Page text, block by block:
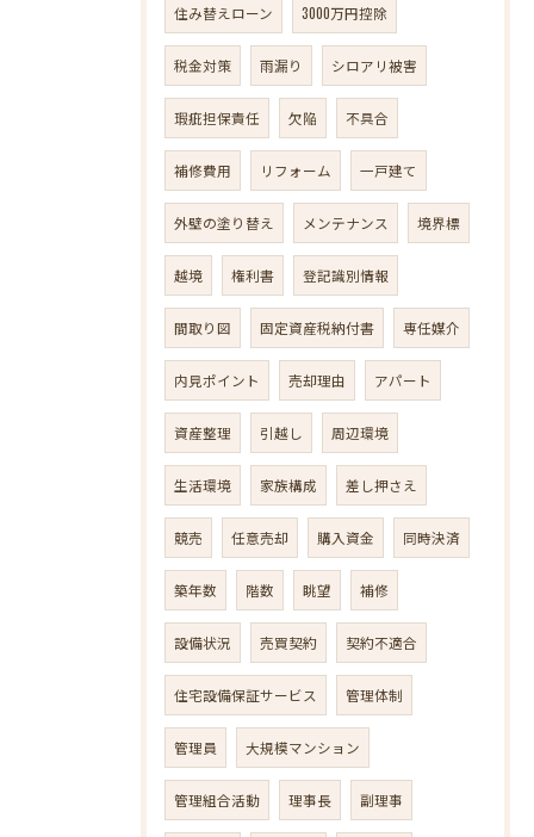
住み替えローン 3000万円控除
税金対策 雨漏り シロアリ被害
瑕疵担保責任 欠陥 不具合
補修費用 リフォーム 一戸建て
外壁の塗り替え メンテナンス 境界標
越境 権利書 登記識別情報
間取り図 固定資産税納付書 専任媒介
内見ポイント 売却理由 アパート
資産整理 引越し 周辺環境
生活環境 家族構成 差し押さえ
競売 任意売却 購入資金 同時決済
築年数 階数 眺望 補修
設備状況 売買契約 契約不適合
住宅設備保証サービス 管理体制
管理員 大規模マンション
管理組合活動 理事長 副理事